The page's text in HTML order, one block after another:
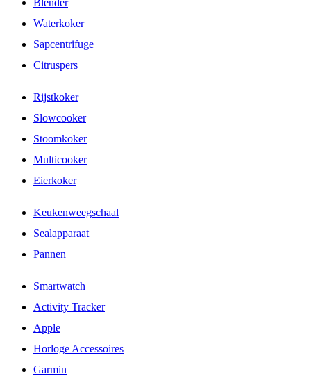
Blender
Waterkoker
Sapcentrifuge
Citruspers
Rijstkoker
Slowcooker
Stoomkoker
Multicooker
Eierkoker
Keukenweegschaal
Sealapparaat
Pannen
Smartwatch
Activity Tracker
Apple
Horloge Accessoires
Garmin